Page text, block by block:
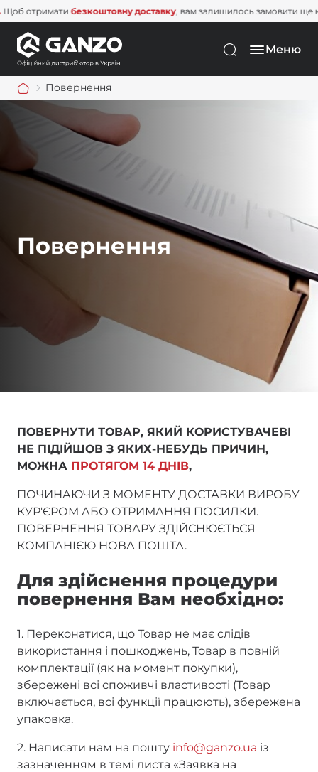
Щоб отриматибезкоштовну доставку, вам залишилось замовити
Меню
Повернення
Повернення
ПОВЕРНУТИ ТОВАР, ЯКИЙ КОРИСТУВАЧЕВІ
НЕ ПІДІЙШОВ З ЯКИХ-НЕБУДЬ ПРИЧИН,
МОЖНА ПРОТЯГОМ 14 ДНІВ,
ПОЧИНАЮЧИ З МОМЕНТУ ДОСТАВКИ ВИРОБУ
КУР'ЄРОМ АБО ОТРИМАННЯ ПОСИЛКИ.
ПОВЕРНЕННЯ ТОВАРУ ЗДІЙСНЮЄТЬСЯ
КОМПАНІЄЮ НОВА ПОШТА.
Для здійснення процедури
повернення Вам необхідно:
1. Переконатися, що Товар не має слідів
використання і пошкоджень, Товар в повній
комплектації (як на момент покупки),
збережені всі споживчі властивості (Товар
включається, всі функції працюють), збережена
упаковка.
2. Написати нам на пошту info@ganzo.ua із
зазначенням в темі листа «Заявка на